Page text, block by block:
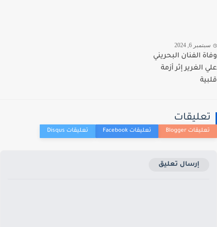
6, 2024
الفنان البحريني
الغرير إثر أزمة
إرسال تعليق